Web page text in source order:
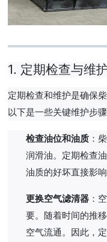
1. 定期检查与维
定期检查和维护是确保
以下是一些关键维护步骤
检查油位和油质 ：
润滑油。定期检查
油质的好坏直接影
更换空气滤清器 ：
要。随着时间的推
空气流通。因此，